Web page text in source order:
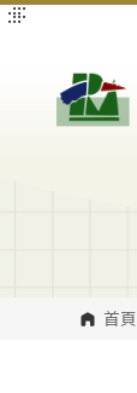
跳
:::
首頁
:::